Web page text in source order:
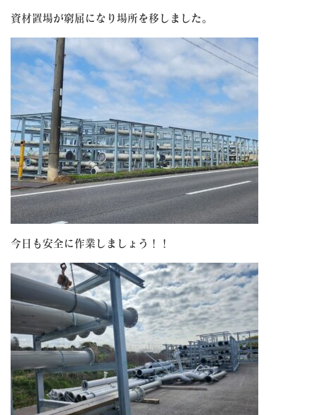
資材置場が窮屈になり場所を移しました。
今日も安全に作業しましょう！！